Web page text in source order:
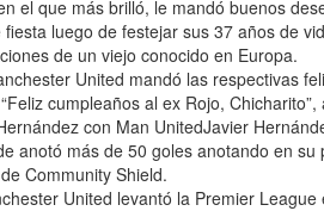
el que más brilló, le mandó buenos
fiesta luego de festejar sus 37 años de
de un viejo conocido en Europa.
United mandó las respectivas
cumpleaños al ex Rojo,
con Man UnitedJavier
anotó más de 50 goles anotando en su
Community Shield.
United levantó la Premier